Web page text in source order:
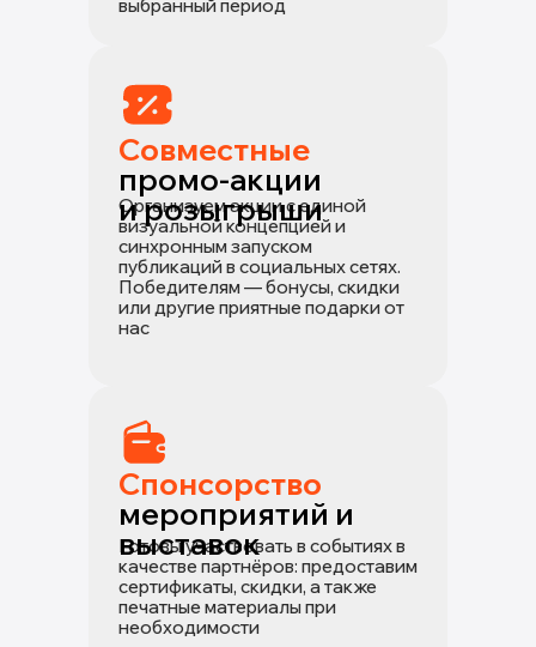
выбранный период
Совместные
промо-акции
и розыгрыши
Организуем акции с единой
визуальной концепцией и
синхронным запуском
публикаций в социальных сетях.
Победителям — бонусы, скидки
или другие приятные подарки от
нас
Спонсорство
мероприятий и
выставок
Готовы участвовать в событиях в
качестве партнёров: предоставим
сертификаты, скидки, а также
печатные материалы при
необходимости